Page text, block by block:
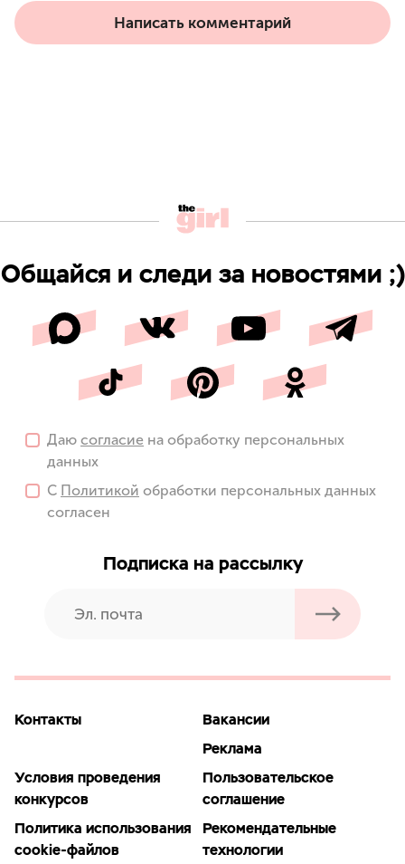
Написать комментарий
Общайся и следи за новостями ;)
Даю согласие на обработку персональных
данных
С Политикой обработки персональных данных
согласен
Подписка на рассылку
Контакты
Вакансии
Реклама
Условия проведения
конкурсов
Пользовательское
соглашение
Политика использования
cookie-файлов
Рекомендательные
технологии